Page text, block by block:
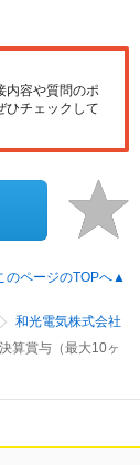
内容や質問のポ
ひチェックして
のページのTOPへ▲
和光電気株式会社
算賞与（最大10ヶ